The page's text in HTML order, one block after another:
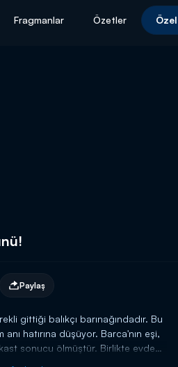
Fragmanlar Özetler
Paylaş
gittiği balıkçı barınağındadır. Bu
hatırına düşüyor. Barca'nın eşi,
sonucu ölmüştür. Birlikte evden